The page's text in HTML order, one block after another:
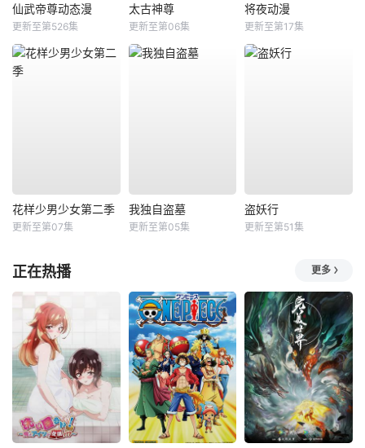
仙武帝尊动态漫
更新至第526集
太古神尊
更新至第06集
将夜动漫
更新至第17集
花样少男少女第二季
更新至第07集
我独自盗墓
更新至第05集
盗妖行
更新至第51集
正在热播 更多